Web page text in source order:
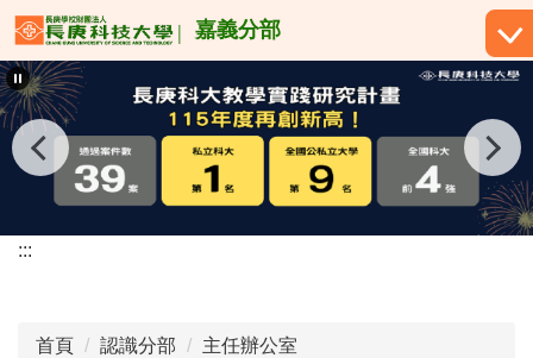
跳
到
主
要
內
容
嘉義分部
:::
首頁 認識分部 主任辦公室